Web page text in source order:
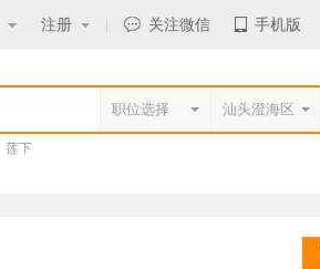
注册 关注微信 手机版
莲下